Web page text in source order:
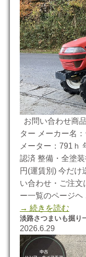
お問い合わせ商
ター メーカー名
メーター：791ｈ
認済 整備・全塗
円(運賃別) 今だけ
い合わせ・ご注文
ー一覧のページ
→ 続きを読む
淡路さつまいも掘り
2026.6.29